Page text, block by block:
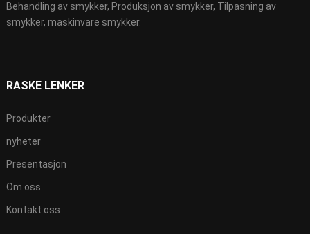
Behandling av smykker, Produksjon av smykker, Tilpasning av
smykker, maskinvare smykker.
RASKE LENKER
Produkter
nyheter
Presentasjon
Om oss
Kontakt oss